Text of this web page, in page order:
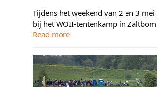
Tijdens het weekend van 2 en 3
bij het WOII-tentenkamp in
Read more